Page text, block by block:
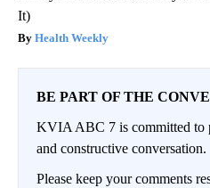
It)
Health Weekly
BE PART OF THE
KVIA ABC 7 is committed to
and constructive conversation.
Please keep your comments